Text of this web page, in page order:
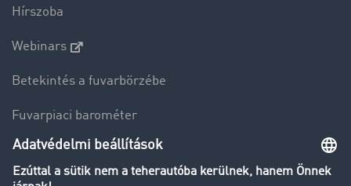
Hírszoba
Webinars
Betekintés a fuvarbörzébe
Fuvarpiaci barométer
Transzportlexikon